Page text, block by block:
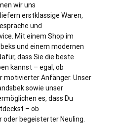
wir uns
erstklassige Waren,
und
Mit einem Shop im
und einem modernen
dass Sie die beste
kannst – egal, ob
motivierter Anfänger. Unser
sowie unser
es, dass Du
– ob
begeisterter Neuling.